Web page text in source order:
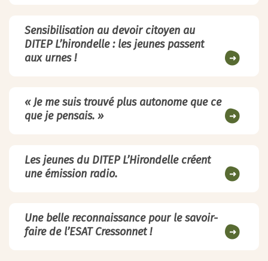
Sensibilisation au devoir citoyen au
DITEP L’hirondelle : les jeunes passent
aux urnes !
« Je me suis trouvé plus autonome que ce
que je pensais. »
Les jeunes du DITEP L’Hirondelle créent
une émission radio.
Une belle reconnaissance pour le savoir-
faire de l’ESAT Cressonnet !